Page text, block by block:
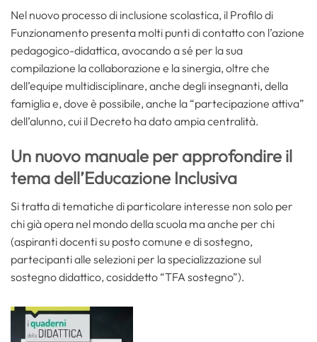
Nel nuovo processo di inclusione scolastica, il Profilo di
Funzionamento presenta molti punti di contatto con l’azione
pedagogico-didattica, avocando a sé per la sua
compilazione la collaborazione e la sinergia, oltre che
dell’equipe multidisciplinare, anche degli insegnanti, della
famiglia e, dove è possibile, anche la “partecipazione attiva”
dell’alunno, cui il Decreto ha dato ampia centralità.
Un nuovo manuale per approfondire il
tema dell’Educazione Inclusiva
Si tratta di tematiche di particolare interesse non solo per
chi già opera nel mondo della scuola ma anche per chi
(aspiranti docenti su posto comune e di sostegno,
partecipanti alle selezioni per la specializzazione sul
sostegno didattico, cosiddetto “TFA sostegno”).